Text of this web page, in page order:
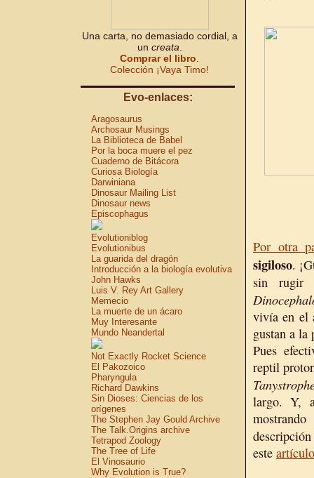
Una carta, no demasiado cordial, a
un creata
Comprar el libro
Colección ¡Vaya Timo!
Evo-enlaces:
Aragosaurus
Archosaur Musings
La Biblioteca de Babel
Por la boca muere el pez
Cuaderno de Bitácora
Curiosa Biología
Darwiniana
Dinosaur Mailing List
Dinosaur news
Episcophagus
Evolutioniblog
Evolutionibus
La guarida del dragón
Introducción a la biología evolutiva
John Hawks
Luis V. Rey Art Gallery
Memecio
La muerte de un ácaro
Muy Interesante
Mundo Neandertal
Not Exactly Rocket Science
El Pakozoico
Pharyngula
Richard Dawkins
Sin Dioses: Ciencias de los
orígenes
The Stephen Jay Gould Archive
The Talk.Origins archive
Tetrapod Zoology
The Tree of Life
El Vinosaurio
Why Evolution is True?
Por otra
sigiloso.
sin rugir
vivía en el
gustan a la
Pues
reptil
largo. Y,
este